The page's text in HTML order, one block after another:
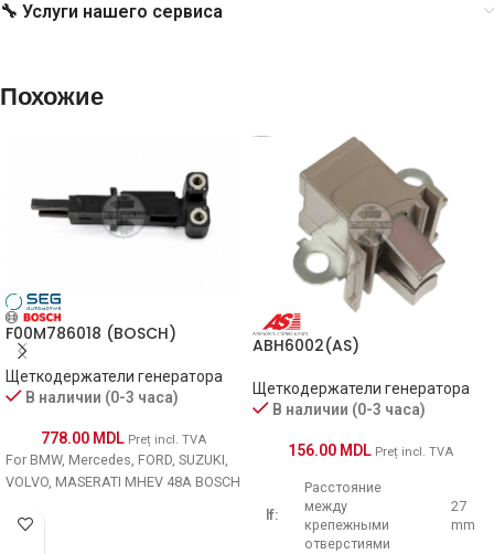
500402 CIVIC/DA PARTS
021620-2130
021620-2180
021620-2190
DENSO
021620-2220 DENSO
021620-2310 DENSO
021620-2360
🔧 Услуги нашего сервиса
Похожие
F00M786018 (BOSCH)
Щеткодержатели генератора
В наличии (0-3 часа)
778.00 MDL Preț incl. TVA
For BMW, Mercedes, FORD, SUZUKI,
VOLVO, MASERATI MHEV 48A BOSCH
ABH6002(AS)
Щеткодержатели генератора
В наличии (0-3 часа)
156.00 MDL Preț incl. TVA
lf:
Расcтояние
между
крепежными
отверстиями
27
mm